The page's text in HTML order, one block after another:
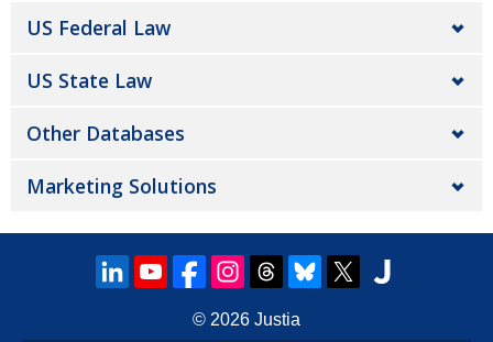
US Federal Law
US State Law
Other Databases
Marketing Solutions
© 2026 Justia